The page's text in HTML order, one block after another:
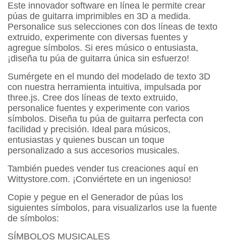
Este innovador software en línea le permite crear
púas de guitarra imprimibles en 3D a medida.
Personalice sus selecciones con dos líneas de texto
extruido, experimente con diversas fuentes y
agregue símbolos. Si eres músico o entusiasta,
¡diseña tu púa de guitarra única sin esfuerzo!
Sumérgete en el mundo del modelado de texto 3D
con nuestra herramienta intuitiva, impulsada por
three.js. Cree dos líneas de texto extruido,
personalice fuentes y experimente con varios
símbolos. Diseña tu púa de guitarra perfecta con
facilidad y precisión. Ideal para músicos,
entusiastas y quienes buscan un toque
personalizado a sus accesorios musicales.
También puedes vender tus creaciones aquí en
Wittystore.com. ¡Conviértete en un ingenioso!
Copie y pegue en el Generador de púas los
siguientes símbolos, para visualizarlos use la fuente
de símbolos:
SÍMBOLOS MUSICALES